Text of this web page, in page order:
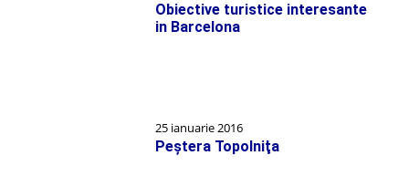
Obiective turistice interesante
in Barcelona
25 ianuarie 2016
Peştera Topolniţa